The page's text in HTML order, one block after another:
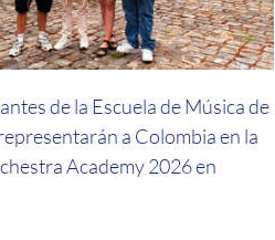
de la Escuela de Música de
a Colombia en la
Academy 2026 en